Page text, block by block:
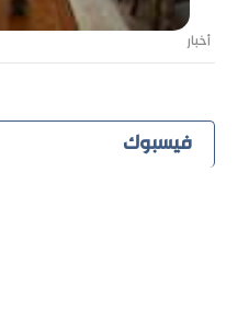
أخبار
فيسبوك